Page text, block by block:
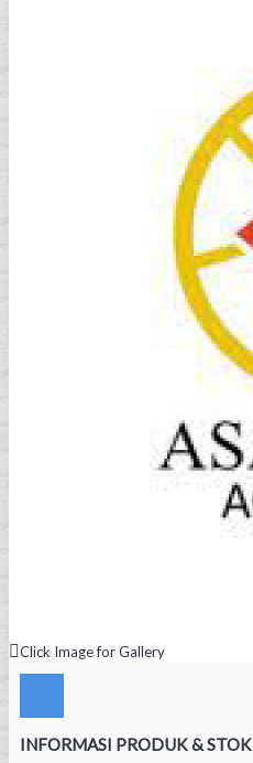
Click Image for Gallery
INFORMASI PRODUK & STOK